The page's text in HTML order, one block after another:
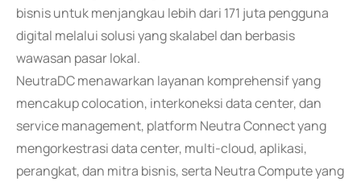
bisnis untuk menjangkau lebih dari 171 juta pengguna
digital melalui solusi yang skalabel dan berbasis
wawasan pasar lokal.
NeutraDC menawarkan layanan komprehensif yang
mencakup colocation, interkoneksi data center, dan
service management, platform Neutra Connect yang
mengorkestrasi data center, multi-cloud, aplikasi,
perangkat, dan mitra bisnis, serta Neutra Compute yang